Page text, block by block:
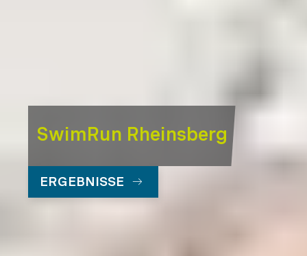
SwimRun Rheinsberg
ERGEBNISSE